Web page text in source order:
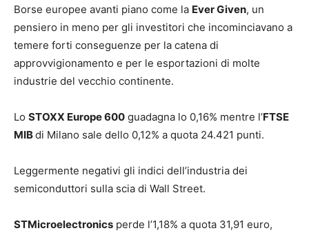
Borse europee avanti piano come la Ever Given, un
pensiero in meno per gli investitori che incominciavano a
temere forti conseguenze per la catena di
approvvigionamento e per le esportazioni di molte
industrie del vecchio continente.
Lo STOXX Europe 600 guadagna lo 0,16% mentre l’FTSE
MIBdi Milano sale dello 0,12% a quota 24.421 punti.
Leggermente negativi gli indici dell’industria dei
semiconduttori sulla scia di Wall Street.
STMicroelectronics perde l’1,18% a quota 31,91 euro,